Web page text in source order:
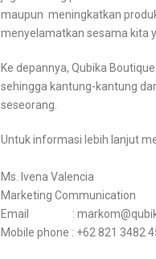
maupun meningkatkan
menyelamatkan sesama kita
Ke depannya, Qubika
sehingga kantung-kantung
seseorang.
Untuk informasi lebih lanjut
Ms. Ivena Valencia
Marketing Communication
Email :
Mobile phone : +62 821 3482